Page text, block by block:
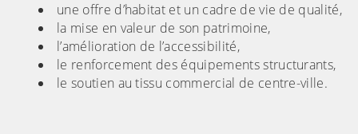
une offre d’habitat et un cadre de vie de qualité,
la mise en valeur de son patrimoine,
l’amélioration de l’accessibilité,
le renforcement des équipements structurants,
le soutien au tissu commercial de centre-ville.